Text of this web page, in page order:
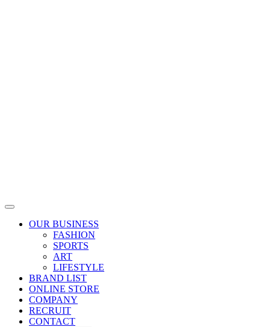
OUR BUSINESS
FASHION
SPORTS
ART
LIFESTYLE
BRAND LIST
ONLINE STORE
COMPANY
RECRUIT
CONTACT